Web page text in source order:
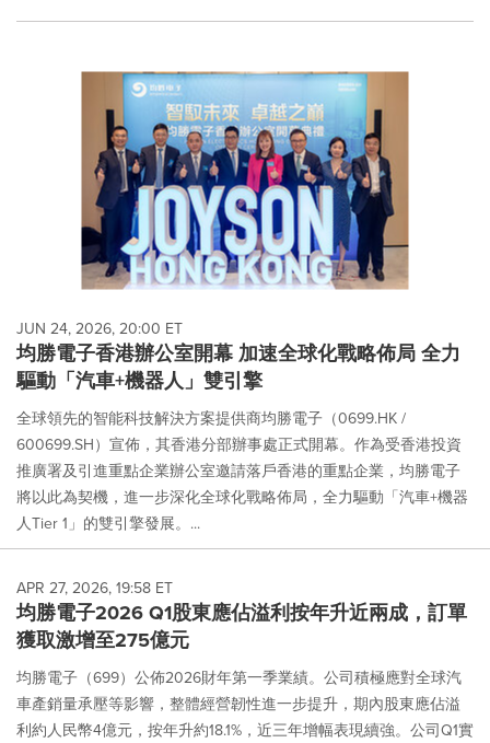
JUN 24, 2026, 20:00 ET
均勝電子香港辦公室開幕 加速全球化戰略佈局 全力
驅動「汽車+機器人」雙引擎
全球領先的智能科技解決方案提供商均勝電子（0699.HK /
600699.SH）宣佈，其香港分部辦事處正式開幕。作為受香港投資
推廣署及引進重點企業辦公室邀請落戶香港的重點企業，均勝電子
將以此為契機，進一步深化全球化戰略佈局，全力驅動「汽車+機器
人Tier 1」的雙引擎發展。...
APR 27, 2026, 19:58 ET
均勝電子2026 Q1股東應佔溢利按年升近兩成，訂單
獲取激增至275億元
均勝電子（699）公佈2026財年第一季業績。公司積極應對全球汽
車產銷量承壓等影響，整體經營韌性進一步提升，期內股東應佔溢
利約人民幣4億元，按年升約18.1%，近三年增幅表現續強。公司Q1實